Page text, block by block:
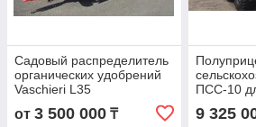
Садовый распределитель
органических удобрений
Vaschieri L35
от 3 500 000 ₸
ПСС-10
твердых
9 325